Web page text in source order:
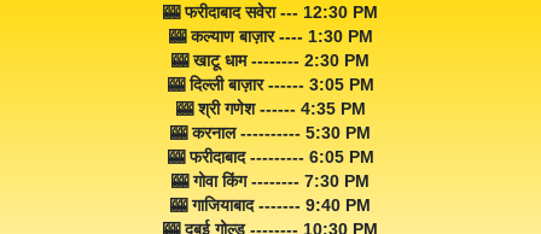
🎰 फरीदाबाद सवेरा --- 12:30 PM
🎰 कल्याण बाज़ार ---- 1:30 PM
🎰 खाटू धाम -------- 2:30 PM
🎰 दिल्ली बाज़ार ------ 3:05 PM
🎰 श्री गणेश ------ 4:35 PM
🎰 करनाल ---------- 5:30 PM
🎰 फरीदाबाद --------- 6:05 PM
🎰 गोवा किंग -------- 7:30 PM
🎰 गाजियाबाद ------- 9:40 PM
🎰 दुबई गोल्ड -------- 10:30 PM